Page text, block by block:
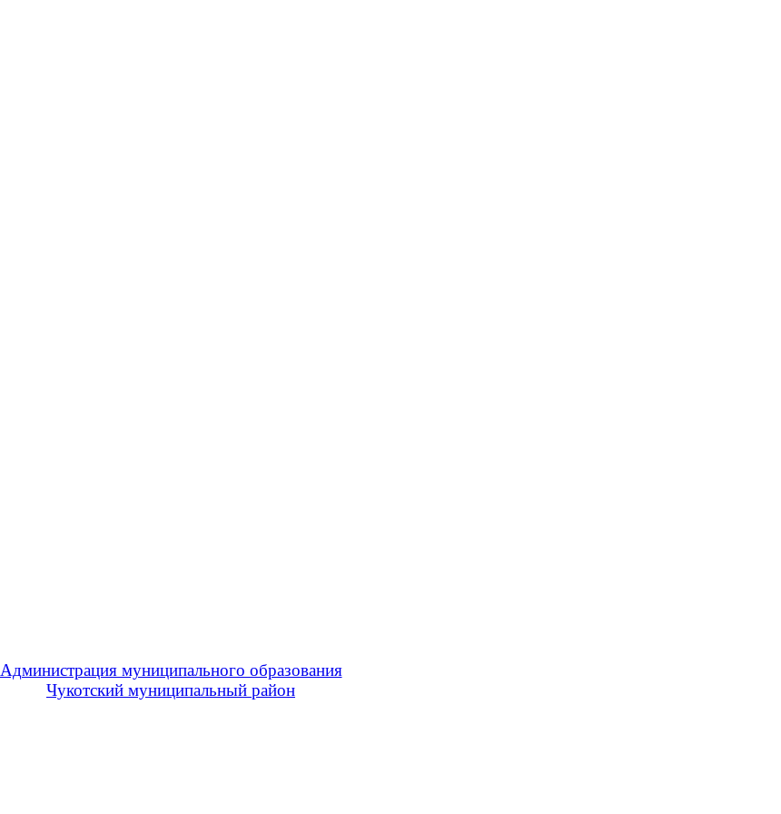
Администрация муниципального образования
Чукотский муниципальный район